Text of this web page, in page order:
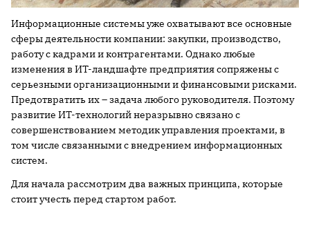
Информационные системы уже охватывают все основные
сферы деятельности компании: закупки, производство,
работу с кадрами и контрагентами. Однако любые
изменения в ИТ-ландшафте предприятия сопряжены с
серьезными организационными и финансовыми рисками.
Предотвратить их – задача любого руководителя. Поэтому
развитие ИТ-технологий неразрывно связано с
совершенствованием методик управления проектами, в
том числе связанными с внедрением информационных
систем.
Для начала рассмотрим два важных принципа, которые
стоит учесть перед стартом работ.